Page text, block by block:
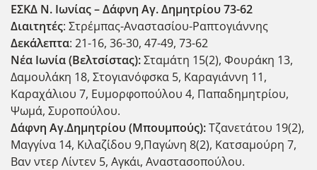
ΕΣΚΔ Ν. Ιωνίας – Δάφνη Αγ. Δημητρίου 73-62
Διαιτητές: Στρέμπας-Αναστασίου-Ραπτογιάννης
Δεκάλεπτα: 21-16, 36-30, 47-49, 73-62
Νέα Ιωνία (Βελτσίστας):Σταμάτη 15(2), Φουράκη 13,
Δαμουλάκη 18, Στογιανόφσκα 5, Καραγιάννη 11,
Καραχάλιου 7, Ευμορφοπούλου 4, Παπαδημητρίου,
Ψωμά, Συροπούλου.
Δάφνη Αγ.Δημητρίου (Μπουμπούς):Τζανετάτου 19(2),
Μαγγίνα 14, Κιλαζίδου 9,Παγώνη 8(2), Κατσαμούρη 7,
Βαν ντερ Λίντεν 5, Αγκάι, Αναστασοπούλου.